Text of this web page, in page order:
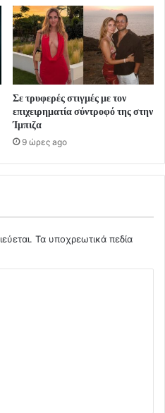
Σε τρυφερές στιγμές με τον
επιχειρηματία σύντροφό της στην
Ίμπιζα
9 ώρες ago
Τα υποχρεωτικά πεδία